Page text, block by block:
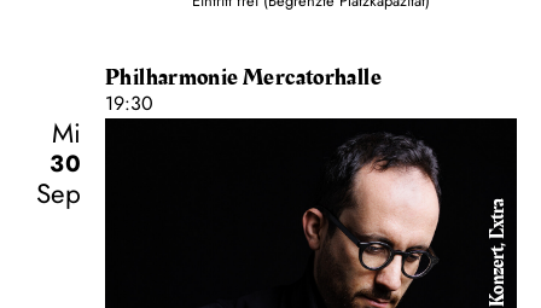
Philharmonie Mercatorhalle
19:30
Mi
30
Sep
Konzert, Extra